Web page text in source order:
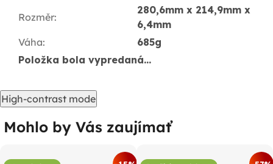
Rozměr:
280,6mm x 214,9mm x
6,4mm
Váha:
685g
Položka bola vypredaná…
High-contrast mode
Mohlo by Vás zaujímať